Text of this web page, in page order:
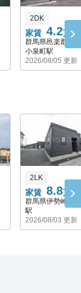
2DK
家賃 4.2万円
群馬県邑楽郡大
小泉町駅
2026/08/05 更新
2LK
家賃 8.8万円
群馬県伊勢崎市
駅
2026/08/03 更新